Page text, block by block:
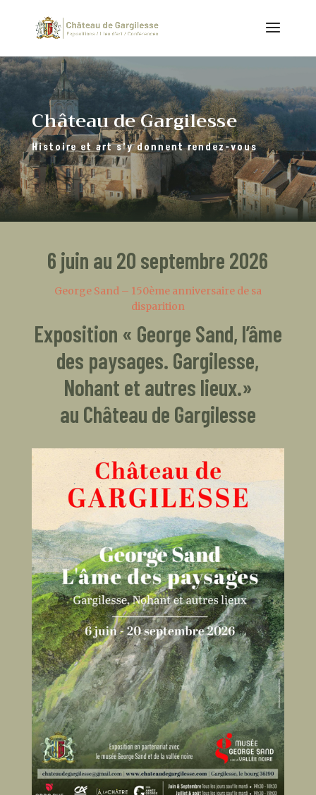
Château de Gargilesse
Histoire et art s’y donnent rendez-vous
6 juin au 20 septembre 2026
George Sand – 150ème anniversaire de sa
disparition
Exposition « George Sand, l’âme
des paysages. Gargilesse,
Nohant et autres lieux.»
au Château de Gargilesse